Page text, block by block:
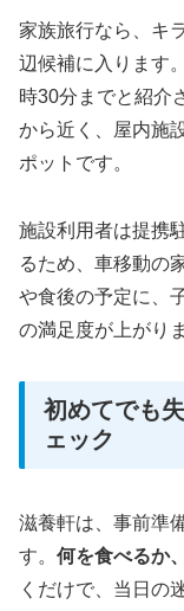
家族旅行なら、キ
辺候補に入ります
時30分までと紹介
から近く、屋内施
ポットです。
施設利用者は提携
るため、車移動の
や食後の予定に、
の満足度が上がり
初めてでも
ェック
滋養軒は、事前準
す。 何を食べるか
くだけで、当日の